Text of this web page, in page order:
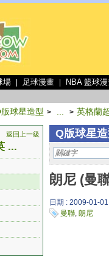
場 足球漫畫 NBA 籃球
球星造型 > > 英格蘭
返回上一級
...
Q版球星
朗尼 (曼
日期 : 2009-01-01
曼聯, 朗尼